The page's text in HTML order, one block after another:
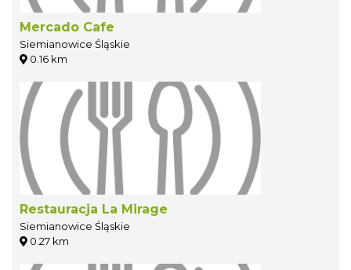
Mercado Cafe
Siemianowice Śląskie
0.16 km
Restauracja La Mirage
Siemianowice Śląskie
0.27 km